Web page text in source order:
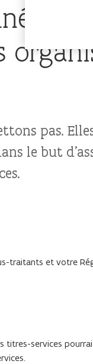
à
pas.
le but
traitants et votre
titres-services